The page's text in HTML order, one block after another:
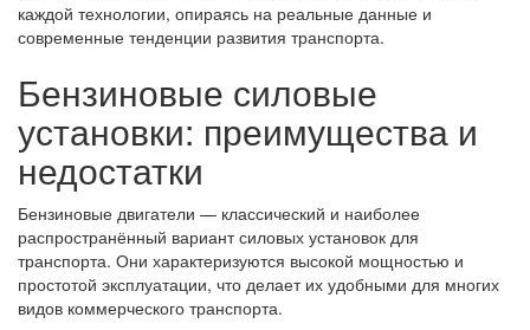
каждой технологии, опираясь на реальные данные и
современные тенденции развития транспорта.
Бензиновые силовые
установки: преимущества и
недостатки
Бензиновые двигатели — классический и наиболее
распространённый вариант силовых установок для
транспорта. Они характеризуются высокой мощностью и
простотой эксплуатации, что делает их удобными для многих
видов коммерческого транспорта.